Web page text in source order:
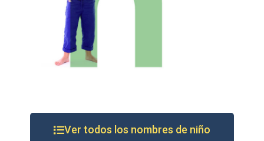
Ver todos los nombres de niño